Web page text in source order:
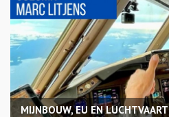
MIJNBOUW, EU EN LUCHTVAART